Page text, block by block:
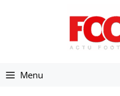
Menu